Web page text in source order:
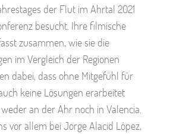
der Flut im Ahrtal 2021
besucht. Ihre filmische
zusammen, wie sie die
im Vergleich der Regionen
dabei, dass ohne Mitgefühl für
keine Lösungen erarbeitet
an der Ahr noch in Valencia.
vor allem bei Jorge Alacid López,